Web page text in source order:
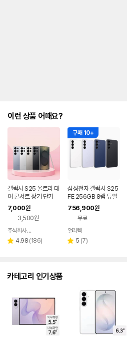
는
대
략
인
을
안
내
를
나
타
는
표
이런 상품 어때요?
갤럭시 S25 울트라 대
여 콘서트 장기 단기
7,000원
3,500원
페이
주식회사 폰빌리지
별 4.98 리
(186)
구매 10+
삼성전자 갤럭시 S25
FE 256GB 8램 듀얼
심 + eSIM 5G 자급제
폰 구매자납부
756,900원
무료
얼리텍
별 5 리
(7)
카테고리 인기상품